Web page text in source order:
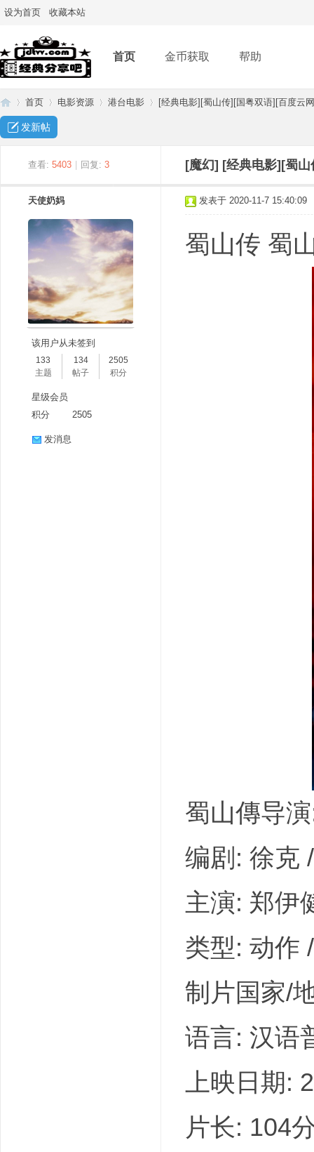
设为首页 收藏本站
首页 金币获取 帮助
首页
›
电影资源
›
港台电影 [经典电影][蜀山传][国粤双语][百度云
发新帖
查看: 5403 回复: 3 [魔幻] [经典电影][蜀
天使奶妈
该用户从未签到
133
主题
134
帖子
2505
积分
星级会员
积分
2505
发消息
发表于 2020-11-7 15:40:09
蜀山传 蜀
蜀山傳导
编剧: 徐克
主演: 郑伊
类型: 动作
制片国家/
语言: 汉语
上映日期:
片长: 104